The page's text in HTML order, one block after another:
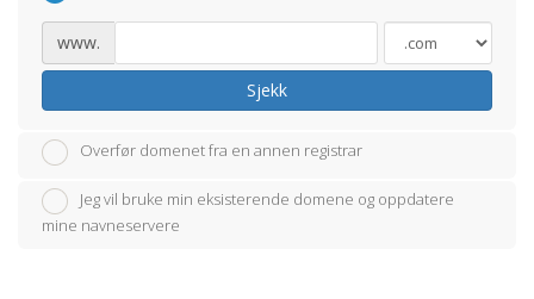
www.
Sjekk
Overfør domenet fra en annen registrar
Jeg vil bruke min eksisterende domene og oppdatere
mine navneservere